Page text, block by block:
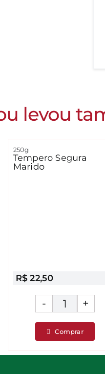
levou
250g
Tempero Segura
Marido
R$ 22,50
Segura
Marido
Comprar